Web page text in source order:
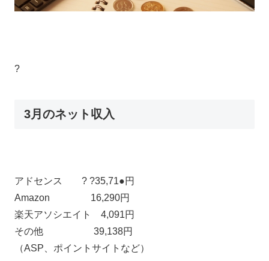
?
3月のネット収入
アドセンス ? ?35,71●円
Amazon 16,290円
楽天アソシエイト 4,091円
その他 39,138円
（ASP、ポイントサイトなど）